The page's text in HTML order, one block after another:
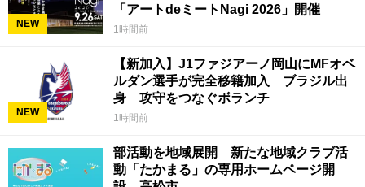
NEW
「アートdeミートNagi 2026」開催
1時間前
NEW
【新加入】J1ファジアーノ岡山にMFオベ
ルダン選手が完全移籍加入 ブラジル出
身 攻守をつなぐボランチ
1時間前
部活動を地域展開 新たな地域クラブ活
動「たかまる」の専用ホームページ開